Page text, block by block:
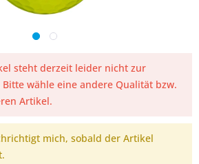
steht derzeit leider nicht zur
wähle eine andere Qualität bzw.
Artikel.
mich, sobald der Artikel